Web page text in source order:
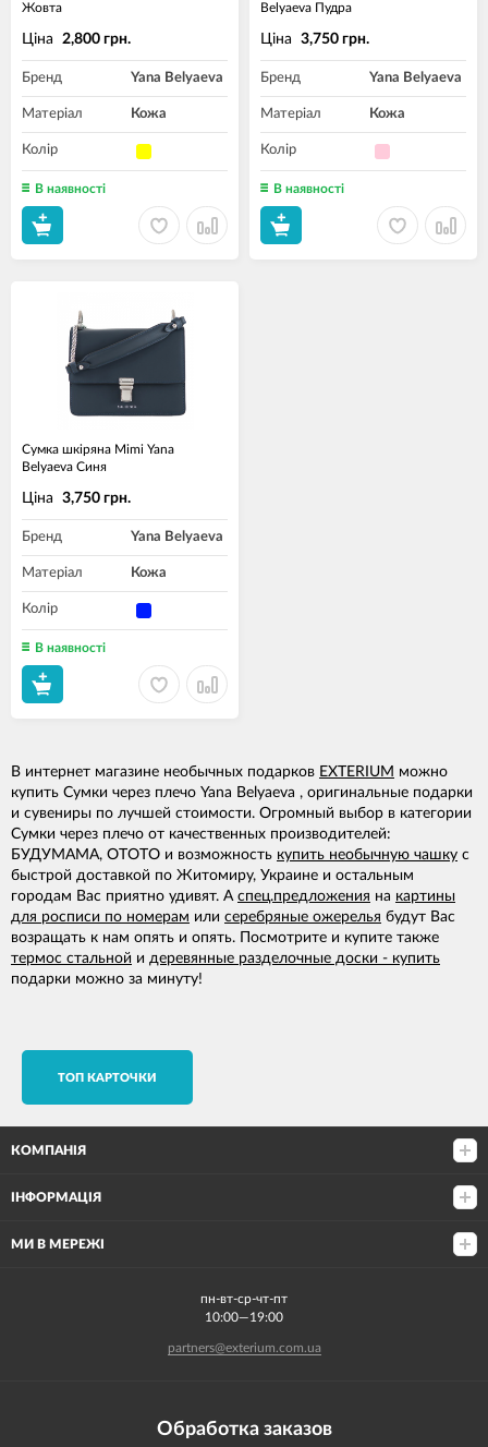
Жовта
Ціна 2,800 грн.
Бренд Yana Belyaeva
Матеріал Кожа
Колір
В наявності
Belyaeva Пудра
Ціна 3,750 грн.
Бренд Yana Belyaeva
Матеріал Кожа
Колір
В наявності
Сумка шкіряна Mimi Yana
Belyaeva Синя
Ціна 3,750 грн.
Бренд Yana Belyaeva
Матеріал Кожа
Колір
В наявності
В интернет магазине необычных подарков EXTERIUM можно
купить Сумки через плечо Yana Belyaeva , оригинальные подарки
и сувениры по лучшей стоимости. Огромный выбор в категории
Сумки через плечо от качественных производителей:
БУДУМАМА, OTOTO и возможность купить необычную чашку с
быстрой доставкой по Житомиру, Украине и остальным
городам Вас приятно удивят. А спец.предложения на картины
для росписи по номерам или серебряные ожерелья будут Вас
возращать к нам опять и опять. Посмотрите и купите также
термос стальной и деревянные разделочные доски - купить
подарки можно за минуту!
TОП КАРТОЧКИ
КОМПАНІЯ
ІНФОРМАЦІЯ
МИ В МЕРЕЖІ
пн-вт-ср-чт-пт
10:00—19:00
partners@exterium.com.ua
Обработка заказов